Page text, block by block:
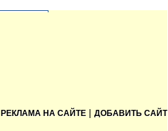
РЕКЛАМА НА САЙТЕ | ДОБАВИТЬ САЙТ